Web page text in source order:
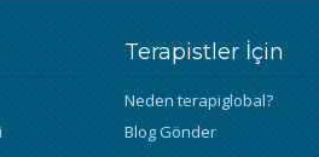
Terapistler İçin
Neden terapiglobal?
Blog Gönder